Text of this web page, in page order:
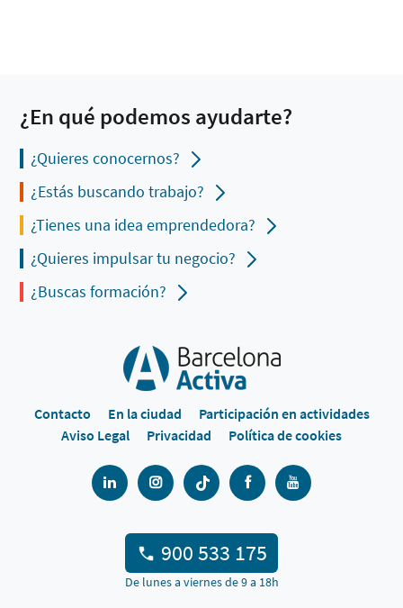
¿En qué podemos ayudarte?
¿Quieres conocernos?
¿Estás buscando trabajo?
¿Tienes una idea emprendedora?
¿Quieres impulsar tu negocio?
¿Buscas formación?
Contacto En la ciudad
Participación en actividades
Aviso Legal
Privacidad Política de cookies
900 533 175
De lunes a viernes de 9 a 18h